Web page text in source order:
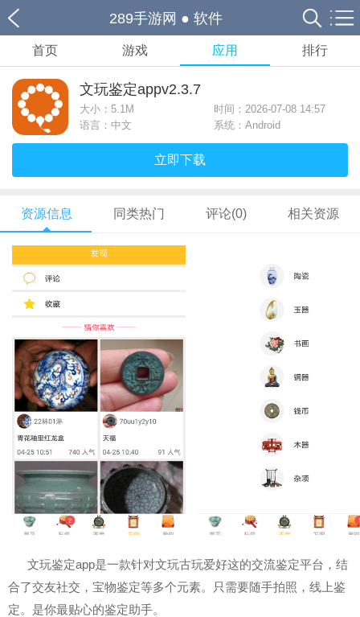
289手游网 ● 软件
首页 游戏 应用 排行
文玩鉴定appv2.3.7
大小： 5.1M
时间：2026-07-08 14:57
语言：中文
系统：Android
立即下载
资源信息 同类热门 评论(0) 相关资源
文玩鉴定app是一款针对文玩古玩爱好这的交流鉴定平台，结
合了交友社交，宝物鉴定等多个元素。只需要随手拍照，线上鉴
定。是你最贴心的鉴定助手。